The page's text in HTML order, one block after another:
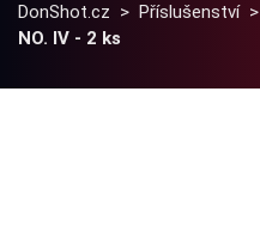
DonShot.cz > Příslušenství>
NO. IV - 2 ks